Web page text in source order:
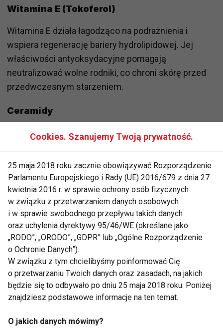
Witamina E (Tokoferol)
Witamina E działa łagodząco na podrażnienia i
wspiera regenerację bariery hydrolipidowej. Jej
właściwości antyoksydacyjne pomagają
neutralizować wolne rodniki, co chroni skórę przed
przedwczesnym starzeniem.
Ceramidy
Ceramidy to lipidy naturalnie występujące w skórze,
Kosmetyki z ceramidami są szczególnie polecane
dla cery suchej, szorstkiej i wrażliwej. Pomagają
zatrzymać wilgoć i chronią przed czynnikami
zewnętrznymi.
Niacynamid (Witamina B3)
Niacynamid to uniwersalny składnik odpowiedni dla
każdego rodzaju skóry. Reguluje produkcję sebum,
zmniejsza widoczność porów, działa
przeciwzapalnie i wspiera regenerację skóry. Dzięki
właściwościom antyoksydacyjnym chroni skórę
przed szkodliwym działaniem wolnych rodników.
Cookies. Szanujemy Twoją prywatność.
25 maja 2018 roku zacznie obowiązywać Rozporządzenie
Parlamentu Europejskiego i Rady (UE) 2016/679 z dnia 27
kwietnia 2016 r. w sprawie ochrony osób fizycznych
w związku z przetwarzaniem danych osobowych
i w sprawie swobodnego przepływu takich danych
oraz uchylenia dyrektywy 95/46/WE (określane jako
„RODO”, „ORODO”, „GDPR” lub „Ogólne Rozporządzenie
o Ochronie Danych”).
W związku z tym chcielibyśmy poinformować Cię
o przetwarzaniu Twoich danych oraz zasadach, na jakich
będzie się to odbywało po dniu 25 maja 2018 roku. Poniżej
znajdziesz podstawowe informacje na ten temat.
O jakich danych mówimy?